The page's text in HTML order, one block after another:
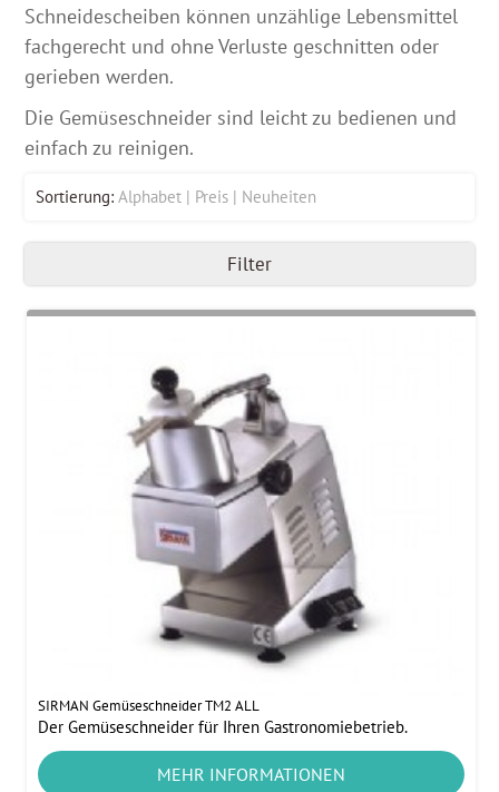
Schneidescheiben können unzählige Lebensmittel
fachgerecht und ohne Verluste geschnitten oder
gerieben werden.
Die Gemüseschneider sind leicht zu bedienen und
einfach zu reinigen.
Sortierung: Alphabet Preis Neuheiten
Filter
SIRMAN Gemüseschneider TM2 ALL
Der Gemüseschneider für Ihren Gastronomiebetrieb.
MEHR INFORMATIONEN